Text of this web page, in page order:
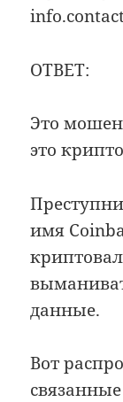
ОТВЕТ:
Это
это
имя
данные.
Вот